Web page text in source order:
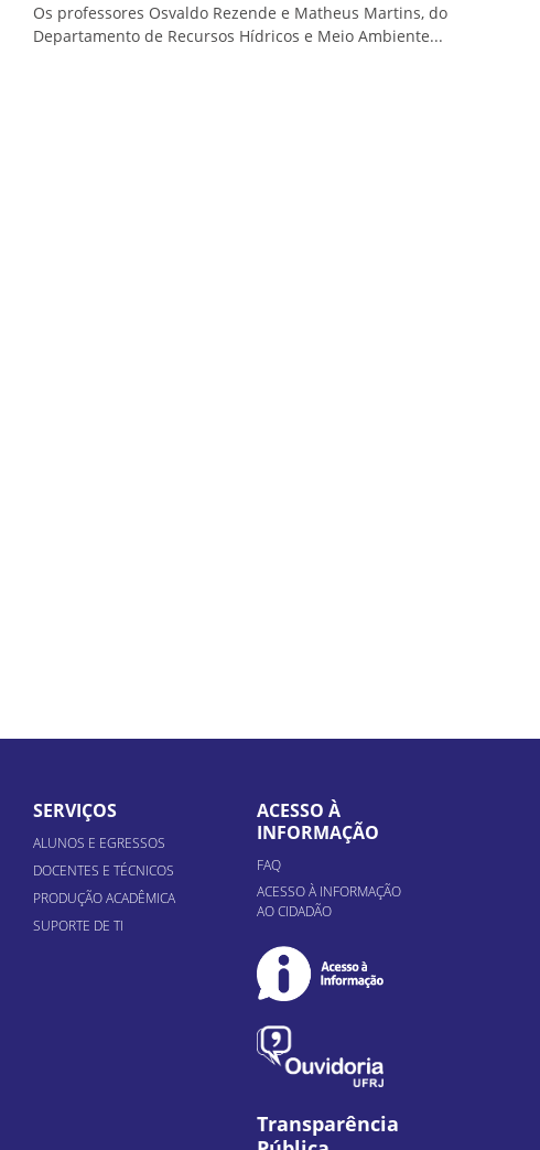
Os professores Osvaldo Rezende e Matheus Martins, do
Departamento de Recursos Hídricos e Meio Ambiente...
SERVIÇOS
ALUNOS E EGRESSOS
DOCENTES E TÉCNICOS
PRODUÇÃO ACADÊMICA
SUPORTE DE TI
ACESSO À
INFORMAÇÃO
FAQ
ACESSO À INFORMAÇÃO
AO CIDADÃO
Transparência